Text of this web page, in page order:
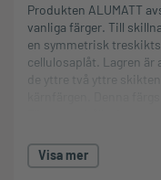
Produkten ALUMATT
vanliga färger. Till
en symmetrisk
cellulosaplåt. Lagren är
de yttre två yttre
Med dessa
Basen är fri från
Visa mer